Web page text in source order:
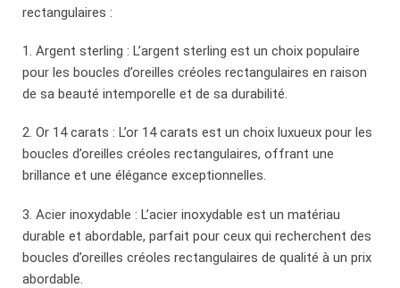
rectangulaires :
1. Argent sterling : L’argent sterling est un choix populaire
pour les boucles d’oreilles créoles rectangulaires en raison
de sa beauté intemporelle et de sa durabilité.
2. Or 14 carats : L’or 14 carats est un choix luxueux pour les
boucles d’oreilles créoles rectangulaires, offrant une
brillance et une élégance exceptionnelles.
3. Acier inoxydable : L’acier inoxydable est un matériau
durable et abordable, parfait pour ceux qui recherchent des
boucles d’oreilles créoles rectangulaires de qualité à un prix
abordable.